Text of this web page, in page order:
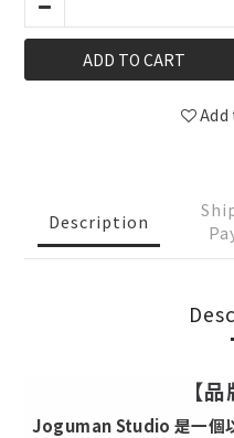
ADD TO CART
Description
【
Joguman Studio 是一個